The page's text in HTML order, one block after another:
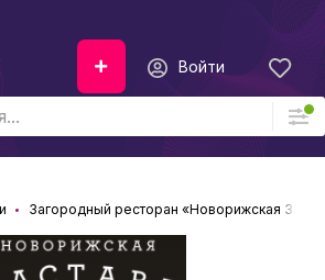
Войти
Загородный ресторан «Новорижская